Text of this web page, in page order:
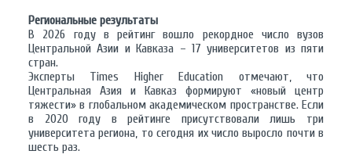
Региональные результаты
В 2026 году в рейтинг вошло рекордное число вузов
Центральной Азии и Кавказа – 17 университетов из пяти
стран.
Эксперты Times Higher Education отмечают, что
Центральная Азия и Кавказ формируют «новый центр
тяжести» в глобальном академическом пространстве. Если
в 2020 году в рейтинге присутствовали лишь три
университета региона, то сегодня их число выросло почти в
шесть раз.